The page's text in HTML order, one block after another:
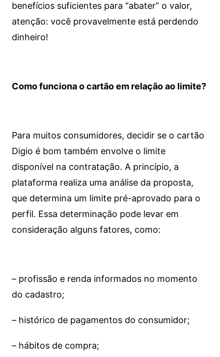
benefícios suficientes para “abater” o valor,
atenção: você provavelmente está perdendo
dinheiro!
Como funciona o cartão em relação ao limite?
Para muitos consumidores, decidir se o cartão
Digio é bom também envolve o limite
disponível na contratação. A princípio, a
plataforma realiza uma análise da proposta,
que determina um limite pré-aprovado para o
perfil. Essa determinação pode levar em
consideração alguns fatores, como:
– profissão e renda informados no momento
do cadastro;
– histórico de pagamentos do consumidor;
– hábitos de compra;